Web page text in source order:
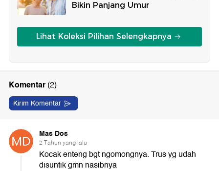
Bikin Panjang Umur
Lihat Koleksi Pilihan Selengkapnya